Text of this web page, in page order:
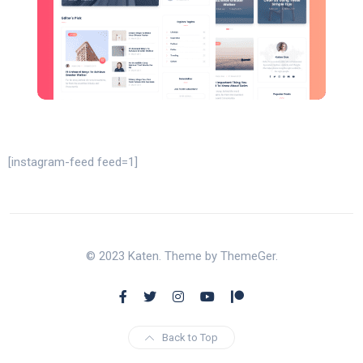
[instagram-feed feed=1]
© 2023 Katen. Theme by ThemeGer.
Back to Top